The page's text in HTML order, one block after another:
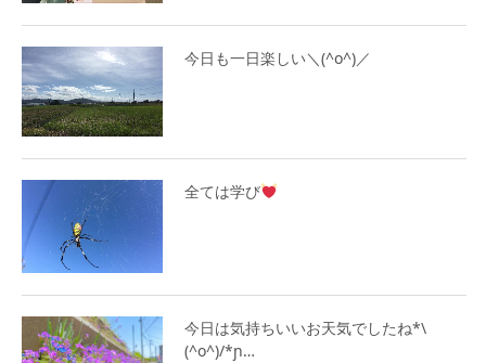
今日も一日楽しい＼(^o^)／
全ては学び
今日は気持ちいいお天気でしたね*\
(^o^)/*ɲ…